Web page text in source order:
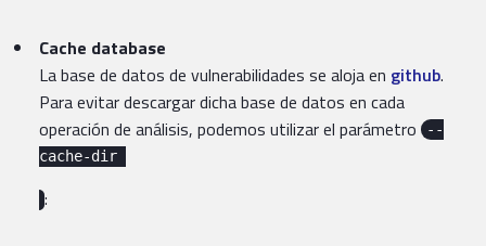
Cache database
La base de datos de vulnerabilidades se aloja en github.
Para evitar descargar dicha base de datos en cada
operación de análisis, podemos utilizar el parámetro
--
cache-dir
: